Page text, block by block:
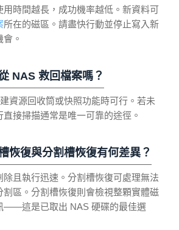
用時間越長，成功機率越低。新資料可
所在的磁區。請盡快行動並停止寫入新
。
NAS 救回檔案嗎？
資源回收筒或快照功能時可行。若未
接掃描通常是唯一可靠的途徑。
恢復與分割槽恢復有何差異？
且執行迅速。分割槽恢復可處理無法
割區。分割槽恢復則會檢視整顆實體磁
——這是已取出 NAS 硬碟的最佳選